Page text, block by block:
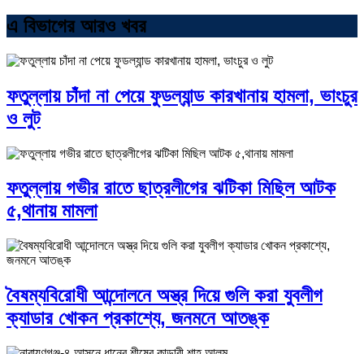
এ বিভাগের আরও খবর
ফতুল্লায় চাঁদা না পেয়ে ফুডল্যান্ড কারখানায় হামলা, ভাংচুর
ও লুট
ফতুল্লায় গভীর রাতে ছাত্রলীগের ঝটিকা মিছিল আটক
৫,থানায় মামলা
বৈষম্যবিরোধী আন্দোলনে অস্ত্র দিয়ে গুলি করা যুবলীগ
ক্যাডার খোকন প্রকাশ্যে, জনমনে আতঙ্ক